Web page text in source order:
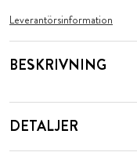
Leverantörsinformation
BESKRIVNING
DETALJER